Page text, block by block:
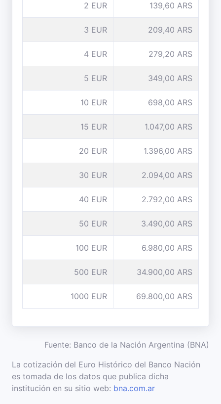
2 EUR 139,60 ARS
3 EUR 209,40 ARS
4 EUR 279,20 ARS
5 EUR 349,00 ARS
10 EUR 698,00 ARS
15 EUR 1.047,00 ARS
20 EUR 1.396,00 ARS
30 EUR 2.094,00 ARS
40 EUR 2.792,00 ARS
50 EUR 3.490,00 ARS
100 EUR 6.980,00 ARS
500 EUR 34.900,00 ARS
1000 EUR 69.800,00 ARS
Fuente: Banco de la Nación Argentina (BNA)
La cotización del Euro Histórico del Banco Nación
es tomada de los datos que publica dicha
institución en su sitio web: bna.com.ar